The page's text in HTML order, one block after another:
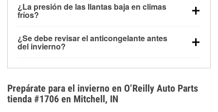
arranque.
la congelación y ayuda a disolver la sal y la nieve
derretida en la carretera para mejorar la visibilidad.
¿La presión de las llantas baja en climas
fríos?
alrededor de 1 PSI por cada 10 °F que baja la
temperatura. Puedes obtener más información sobre
¿Se debe revisar el anticongelante antes
del invierno?
el sobrecalentamiento en condiciones de frío
extremo. Aprende cómo comprobar la protección
anticongelante en nuestra sección How-To.
Prepárate para el invierno en O’Reilly Auto Parts
tienda #1706 en Mitchell, IN